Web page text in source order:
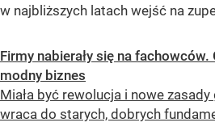
w najbliższych latach wejść na
Firmy nabierały się na fachowców.
modny biznes
Miała być rewolucja i nowe
wraca do starych, dobrych